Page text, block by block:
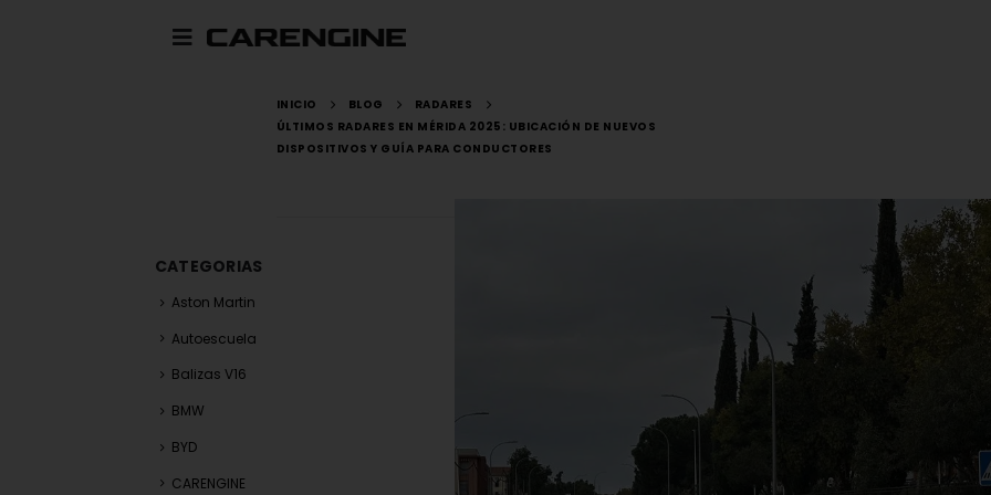
INICIO BLOG
RADARES
ÚLTIMOS RADARES EN MÉRIDA 2025: UBICACIÓN DE NUEVOS
DISPOSITIVOS Y GUÍA PARA CONDUCTORES
CATEGORIAS
Aston Martin
Autoescuela
Balizas V16
BMW
BYD
CARENGINE